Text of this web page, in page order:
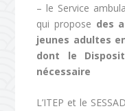
– le Service
qui propose des
jeunes adultes
dont le
nécessaire
L’ITEP et le